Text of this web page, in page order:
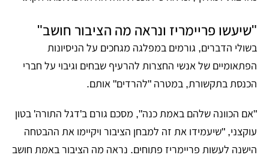
"שיעשו פריימריז ונראה מה הציבור חושב"
בשולי הדברים, גורמים במפלגה מגחכים על הניסיונות
הפתאומיים של אנשי החצרות להרעיף שבחים וגיבוי על חברי
הכנסת בתקשורת, במטרה "להרדים" אותם.
"אם הכוונה שלהם באמת כנה", מסכם גורם ב'דגל התורה' בטון
עוקצני, "שיעמידו את זה למבחן הציבור ויקיימו את ההבטחה
הישנה לעשות פריימריז פתוחים. נראה מה הציבור באמת חושב